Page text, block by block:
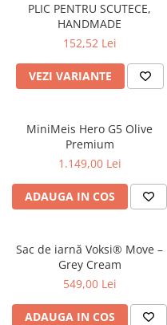
PLIC PENTRU SCUTECE,
HANDMADE
152,52 Lei
VEZI VARIANTE
MiniMeis Hero G5 Olive
Premium
1.149,00 Lei
ADAUGA IN COS
Sac de iarnă Voksi® Move –
Grey Cream
549,00 Lei
ADAUGA IN COS